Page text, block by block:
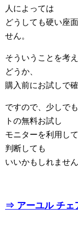
人によっては
どうしても硬い座
せん。
そういうことを考
どうか、
購入前にお試しで
ですので、少しで
トの無料お試し
モニターを利用し
判断しても
いいかもしれません
⇒ アーユル チェ